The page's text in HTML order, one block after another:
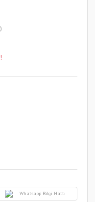
Whatsapp Bilgi Hattı